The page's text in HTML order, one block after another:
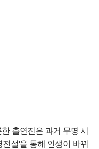
출연진은 과거 무명 시
설'을 통해 인생이 바뀌